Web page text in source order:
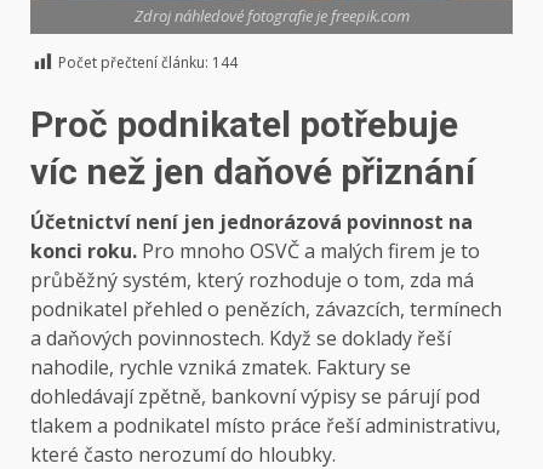
Zdroj náhledové fotografie je freepik.com
Počet přečtení článku: 144
Proč podnikatel potřebuje
víc než jen daňové přiznání
Účetnictví není jen jednorázová povinnost na
konci roku. Pro mnoho OSVČ a malých firem je to
průběžný systém, který rozhoduje o tom, zda má
podnikatel přehled o penězích, závazcích, termínech
a daňových povinnostech. Když se doklady řeší
nahodile, rychle vzniká zmatek. Faktury se
dohledávají zpětně, bankovní výpisy se párují pod
tlakem a podnikatel místo práce řeší administrativu,
které často nerozumí do hloubky.